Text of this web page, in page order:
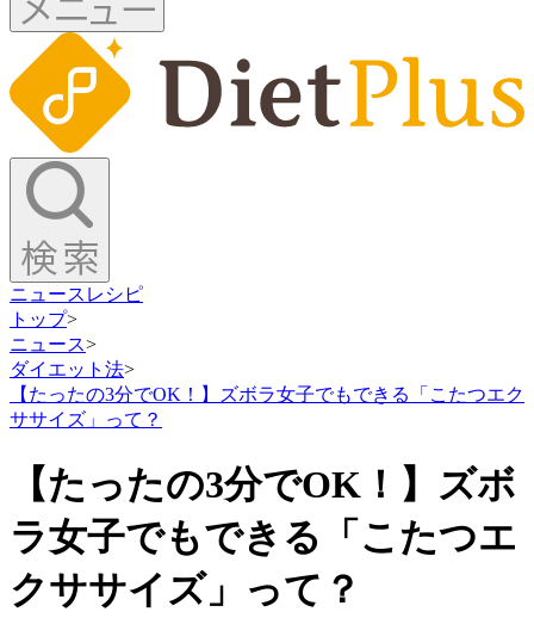
ニュース レシピ
トップ>
ニュース>
ダイエット法>
【たったの3分でOK！】ズボラ女子でもできる「こたつエク
ササイズ」って？
【たったの3分でOK！】ズボ
ラ女子でもできる「こたつエ
クササイズ」って？